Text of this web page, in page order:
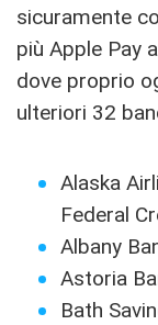
sicuramente
più Apple Pay
dove proprio
ulteriori 32
Alaska
Federal
Albany
Astoria
Bath